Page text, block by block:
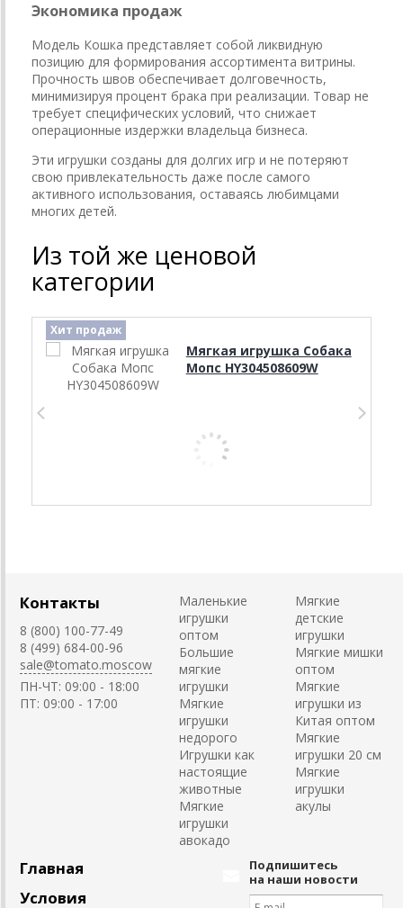
Экономика продаж
Модель Кошка представляет собой ликвидную
позицию для формирования ассортимента витрины.
Прочность швов обеспечивает долговечность,
минимизируя процент брака при реализации. Товар не
требует специфических условий, что снижает
операционные издержки владельца бизнеса.
Эти игрушки созданы для долгих игр и не потеряют
свою привлекательность даже после самого
активного использования, оставаясь любимцами
многих детей.
Из той же ценовой
категории
Хит продаж
Мягкая игрушка Собака
Мопс HY304508609W
Контакты
8 (800) 100-77-49
8 (499) 684-00-96
sale@tomato.moscow
ПН-ЧТ: 09:00 - 18:00
ПТ: 09:00 - 17:00
Маленькие
игрушки
оптом
Большие
мягкие
игрушки
Мягкие
игрушки
недорого
Игрушки как
настоящие
животные
Мягкие
игрушки
авокадо
Мягкие
детские
игрушки
Мягкие мишки
оптом
Мягкие
игрушки из
Китая оптом
Мягкие
игрушки 20 см
Мягкие
игрушки
акулы
Главная
Условия
Подпишитесь
на наши новости